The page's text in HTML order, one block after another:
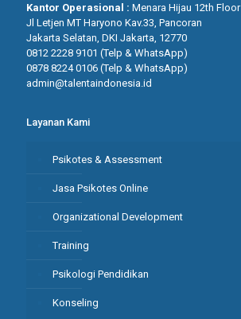
Kantor Operasional : Menara Hijau 12th Floor
Jl Letjen MT Haryono Kav.33, Pancoran
Jakarta Selatan, DKI Jakarta, 12770
0812 2228 9101 (Telp & WhatsApp)
0878 8224 0106 (Telp & WhatsApp)
admin@talentaindonesia.id
Layanan Kami
Psikotes & Assessment
Jasa Psikotes Online
Organizational Development
Training
Psikologi Pendidikan
Konseling